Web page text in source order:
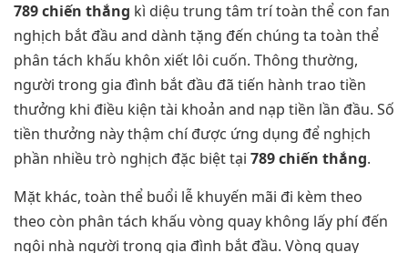
789 chiến thắng kì diệu trung tâm trí toàn thể con fan
nghịch bắt đầu and dành tặng đến chúng ta toàn thể
phân tách khấu khôn xiết lôi cuốn. Thông thường,
người trong gia đình bắt đầu đã tiến hành trao tiền
thưởng khi điều kiện tài khoản and nạp tiền lần đầu. Số
tiền thưởng này thậm chí được ứng dụng để nghịch
phần nhiều trò nghịch đặc biệt tại 789 chiến thắng.
Mặt khác, toàn thể buổi lễ khuyến mãi đi kèm theo
theo còn phân tách khấu vòng quay không lấy phí đến
ngôi nhà người trong gia đình bắt đầu. Vòng quay